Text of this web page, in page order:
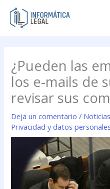
contenido
¿Pueden las
los e-mails de
revisar sus
Deja un comentario /
Privacidad y datos personales